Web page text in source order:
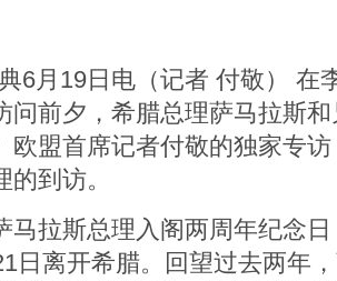
6月19日电（记者 付敬） 在
问前夕，希腊总理萨马拉斯
欧盟首席记者付敬的独家专
到访。
马拉斯总理入阁两周年纪念
日离开希腊。回望过去两年